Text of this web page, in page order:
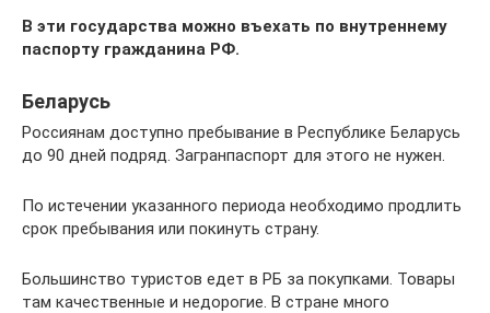
В эти государства можно въехать по внутреннему
паспорту гражданина РФ.
Беларусь
Россиянам доступно пребывание в Республике Беларусь
до 90 дней подряд. Загранпаспорт для этого не нужен.
По истечении указанного периода необходимо продлить
срок пребывания или покинуть страну.
Большинство туристов едет в РБ за покупками. Товары
там качественные и недорогие. В стране много